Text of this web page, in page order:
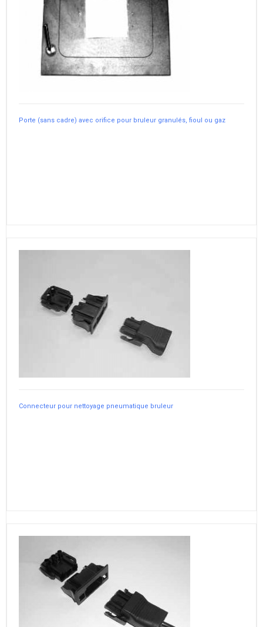
Porte (sans cadre) avec orifice pour bruleur granulés, fioul ou gaz
Connecteur pour nettoyage pneumatique bruleur